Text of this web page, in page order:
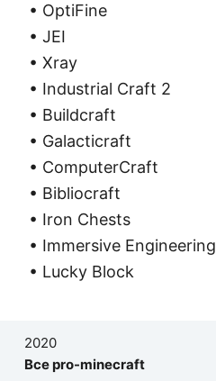
• OptiFine
• JEI
• Xray
• Industrial Craft 2
• Buildcraft
• Galacticraft
• ComputerCraft
• Bibliocraft
• Iron Chests
• Immersive Engineering
• Lucky Block
2020
Все pro-minecraft